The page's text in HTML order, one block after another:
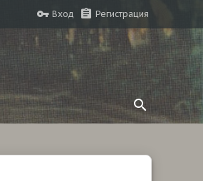
Вход Регистрация